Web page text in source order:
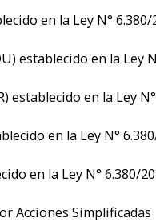
en la Ley N° 6.380/
establecido en la Ley
establecido en la Ley N°
en la Ley N°
en la Ley N° 6.380/
Acciones Simplificadas